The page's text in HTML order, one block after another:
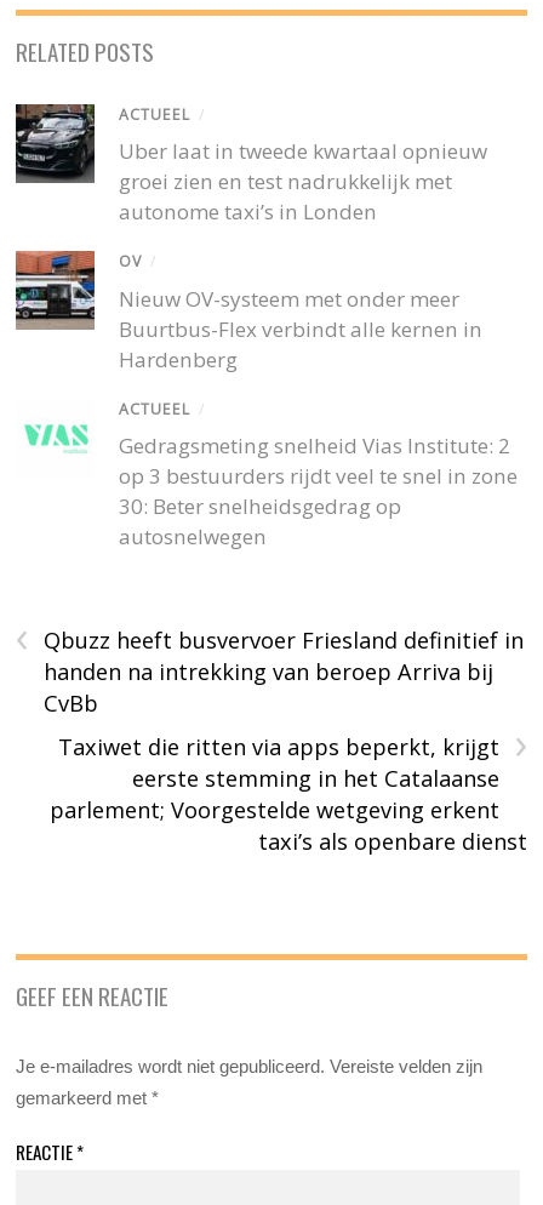
RELATED POSTS
ACTUEEL /
Uber laat in tweede kwartaal opnieuw
groei zien en test nadrukkelijk met
autonome taxi’s in Londen
OV /
Nieuw OV-systeem met onder meer
Buurtbus-Flex verbindt alle kernen in
Hardenberg
ACTUEEL /
Gedragsmeting snelheid Vias Institute: 2
op 3 bestuurders rijdt veel te snel in zone
30: Beter snelheidsgedrag op
autosnelwegen
‹
Qbuzz heeft busvervoer Friesland definitief in
handen na intrekking van beroep Arriva bij
CvBb
›
Taxiwet die ritten via apps beperkt, krijgt
eerste stemming in het Catalaanse
parlement; Voorgestelde wetgeving erkent
taxi’s als openbare dienst
GEEF EEN REACTIE
Je e-mailadres wordt niet gepubliceerd. Vereiste velden zijn
gemarkeerd met*
REACTIE*